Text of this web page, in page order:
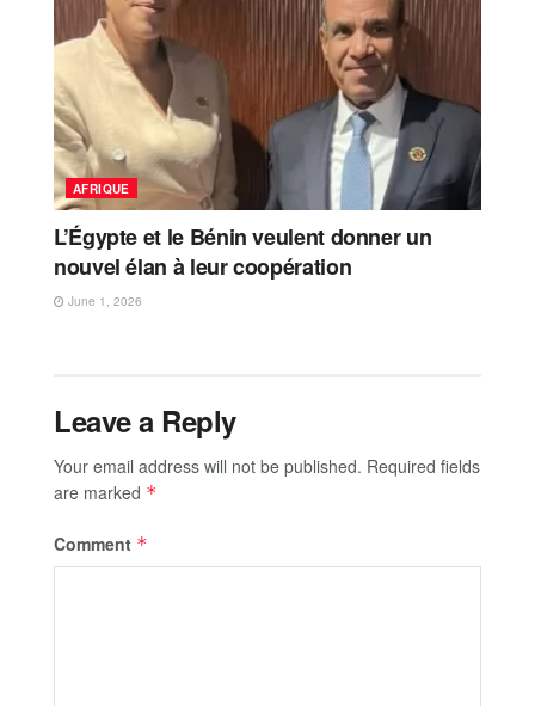
AFRIQUE
L’Égypte et le Bénin veulent donner un
nouvel élan à leur coopération
June 1, 2026
Leave a Reply
Your email address will not be published. Required fields
are marked *
Comment *